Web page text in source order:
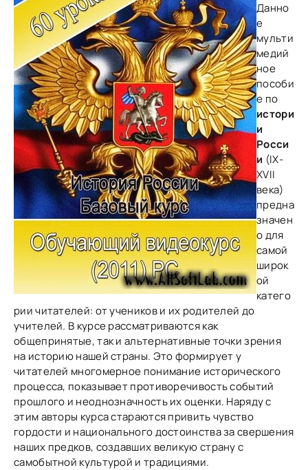
Данно
е
мульти
медий
ное
пособи
е по
истори
и
Росси
и (IХ-
ХVII
века)
предна
значен
о для
самой
широк
ой
катего
рии читателей: от учеников и их родителей до
учителей. В курсе рассматриваются как
общепринятые, так и альтернативные точки зрения
на историю нашей страны. Это формирует у
читателей многомерное понимание исторического
процесса, показывает противоречивость событий
прошлого и неоднозначность их оценки. Наряду с
этим авторы курса стараются привить чувство
гордости и национального достоинства за свершения
наших предков, создавших великую страну с
самобытной культурой и традициями.